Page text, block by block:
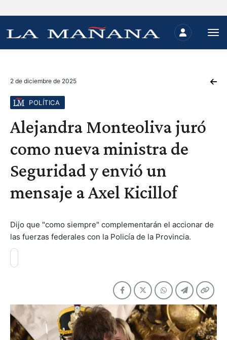
2 de diciembre de 2025
POLÍTICA
Alejandra Monteoliva juró
como nueva ministra de
Seguridad y envió un
mensaje a Axel Kicillof
Dijo que "como siempre" complementarán el accionar de
las fuerzas federales con la Policía de la Provincia.